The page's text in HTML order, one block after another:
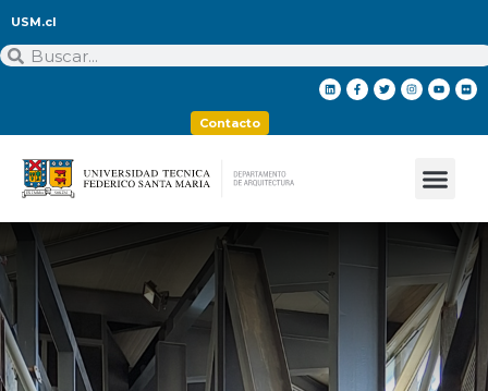
USM.cl
Contacto